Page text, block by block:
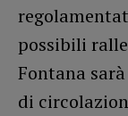
possibili
Fontana
di